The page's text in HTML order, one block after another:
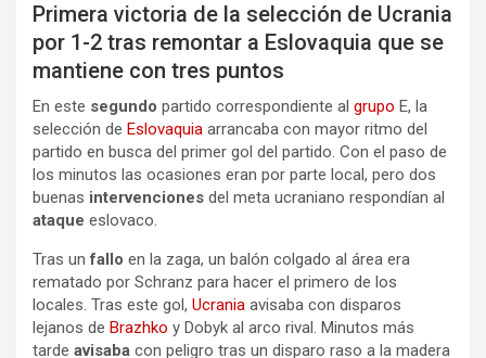
Primera victoria de la selección de Ucrania
por 1-2 tras remontar a Eslovaquia que se
mantiene con tres puntos
En este segundo partido correspondiente al grupo E, la
selección de Eslovaquia arrancaba con mayor ritmo del
partido en busca del primer gol del partido. Con el paso de
los minutos las ocasiones eran por parte local, pero dos
buenas intervenciones del meta ucraniano respondían al
ataque eslovaco.
Tras unfallo en la zaga, un balón colgado al área era
rematado por Schranz para hacer el primero de los
locales. Tras este gol, Ucrania avisaba con disparos
lejanos de Brazhko y Dobyk al arco rival. Minutos más
tarde avisaba con peligro tras un disparo raso a la madera